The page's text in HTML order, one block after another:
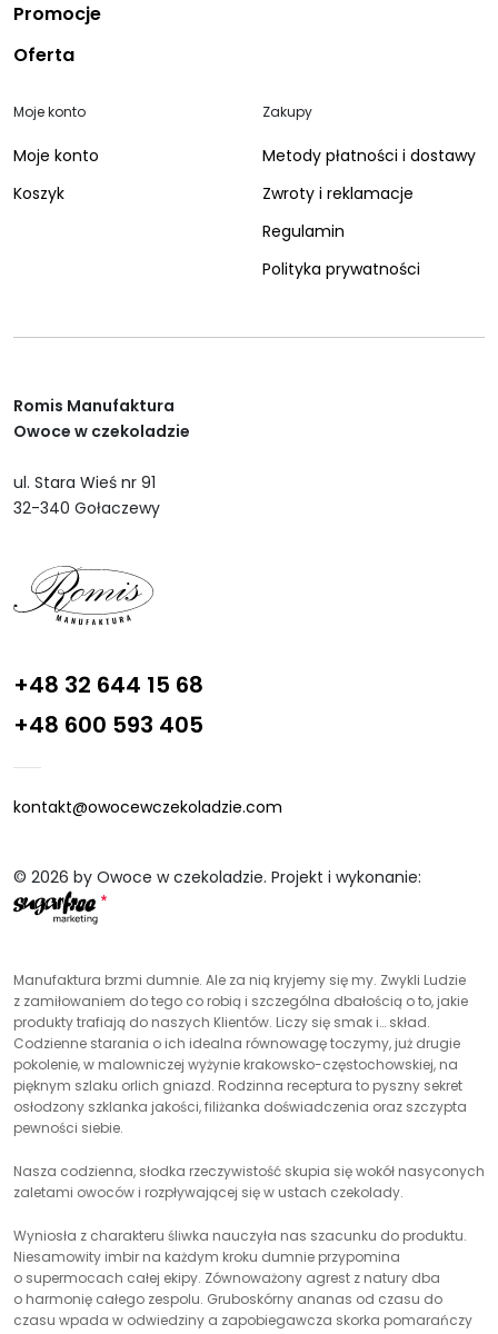
Promocje
Oferta
Moje konto
Moje konto
Koszyk
Zakupy
Metody płatności i dostawy
Zwroty i reklamacje
Regulamin
Polityka prywatności
Romis Manufaktura
Owoce w czekoladzie
ul. Stara Wieś nr 91
32-340 Gołaczewy
+48 32 644 15 68
+48 600 593 405
kontakt@owocewczekoladzie.com
© 2026 by Owoce w czekoladzie. Projekt i wykonanie:
Manufaktura brzmi dumnie. Ale za nią kryjemy się my. Zwykli Ludzie
z zamiłowaniem do tego co robią i szczególna dbałością o to, jakie
produkty trafiają do naszych Klientów. Liczy się smak i… skład.
Codzienne starania o ich idealna równowagę toczymy, już drugie
pokolenie, w malowniczej wyżynie krakowsko-częstochowskiej, na
pięknym szlaku orlich gniazd. Rodzinna receptura to pyszny sekret
osłodzony szklanka jakości, filiżanka doświadczenia oraz szczypta
pewności siebie.
Nasza codzienna, słodka rzeczywistość skupia się wokół nasyconych
zaletami owoców i rozpływającej się w ustach czekolady.
Wyniosła z charakteru śliwka nauczyła nas szacunku do produktu.
Niesamowity imbir na każdym kroku dumnie przypomina
o supermocach całej ekipy. Zównoważony agrest z natury dba
o harmonię całego zespolu. Gruboskórny ananas od czasu do
czasu wpada w odwiedziny a zapobiegawcza skorka pomarańczy